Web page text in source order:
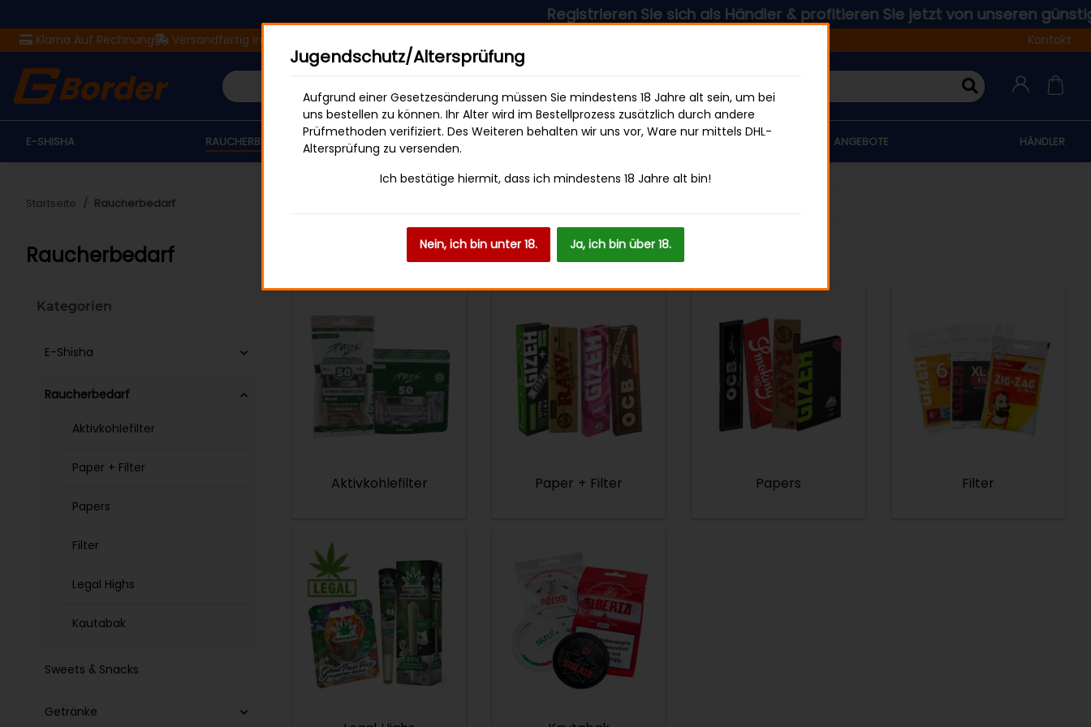
Registrieren Sie sich als Händler & profitieren Sie jetzt von unseren günstigen
Klarna Auf Rechnung Versandfertig in 24 Stunden Kontakt
E-SHISHA RAUCHERBEDARF SWEETS & SNACKS ANGEBOTE HÄNDLER
Startseite Raucherbedarf
Raucherbedarf
Kategorien
E-Shisha
Raucherbedarf
Aktivkohlefilter
Paper + Filter
Papers
Filter
Legal Highs
Kautabak
Sweets & Snacks
Getränke
Aktivkohlefilter Paper + Filter Papers Filter
Jugendschutz/Altersprüfung
Aufgrund einer Gesetzesänderung müssen Sie mindestens 18 Jahre alt sein, um bei
uns bestellen zu können. Ihr Alter wird im Bestellprozess zusätzlich durch andere
Prüfmethoden verifiziert. Des Weiteren behalten wir uns vor, Ware nur mittels DHL-
Altersprüfung zu versenden.
Ich bestätige hiermit, dass ich mindestens 18 Jahre alt bin!
Nein, ich bin unter 18. Ja, ich bin über 18.